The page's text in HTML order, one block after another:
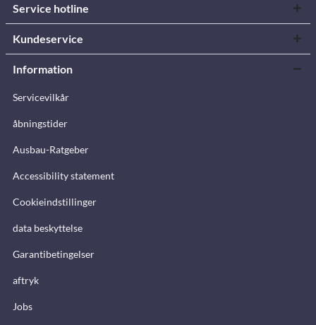
Service hotline
Kundeservice
Information
Servicevilkår
åbningstider
Ausbau-Ratgeber
Accessibility statement
Cookieindstillinger
data beskyttelse
Garantibetingelser
aftryk
Jobs